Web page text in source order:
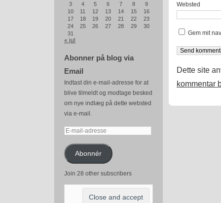
3
4 5 6 7 8
9
10
11 12 13 14 15
16
17
18 19 20 21 22
23
24
25 26 27 28 29
30
31
« jul
Abonner på blog via
Email
Indtast din e-mail-adresse for at
blive tilmeldt og modtage besked
om nye indlæg på dette websted
via e-mail.
E-
adresseAbonnér
Join 28 other subscribers
Websted
Gem mit
Dette site
kommentar